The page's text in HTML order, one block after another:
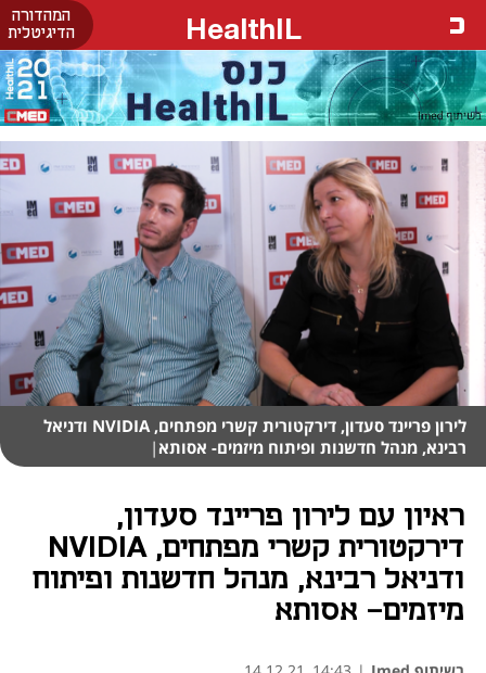
המהדורה
הדיגיטלית
HealthIL
לירון פריינד סעדון, דירקטורית קשרי מפתחים, NVIDIA ודניאל
רבינא, מנהל חדשנות ופיתוח מיזמים- אסותא|
ראיון עם לירון פריינד סעדון,
דירקטורית קשרי מפתחים, NVIDIA
ודניאל רבינא, מנהל חדשנות ופיתוח
מיזמים- אסותא